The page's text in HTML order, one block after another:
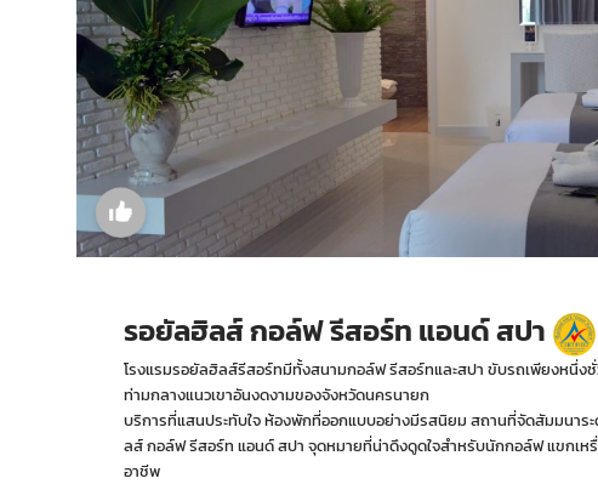
รอยัลฮิลส์ กอล์ฟ รีสอร์ท แอนด์ สปา
โรงแรมรอยัลฮิลส์รีสอร์ทมีทั้งสนามกอล์ฟ รีสอร์ทและสปา ขับรถเพียงหนึ่ง
ท่ามกลางแนวเขาอันงดงามของจังหวัดนครนายก
บริการที่แสนประทับใจ ห้องพักที่ออกแบบอย่างมีรสนิยม สถานที่จัดสัมมนาร
ลส์ กอล์ฟ รีสอร์ท แอนด์ สปา จุดหมายที่น่าดึงดูดใจสำหรับนักกอล์ฟ แขกเ
อาชีพ